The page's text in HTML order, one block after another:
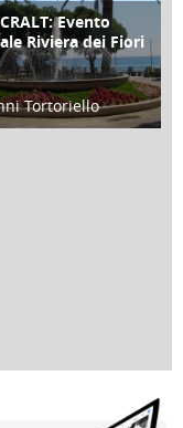
Evento
Riviera dei Fiori
Tortoriello